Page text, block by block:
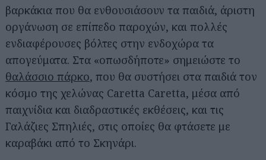
βαρκάκια που θα ενθουσιάσουν τα παιδιά, άριστη
οργάνωση σε επίπεδο παροχών, και πολλές
ενδιαφέρουσες βόλτες στην ενδοχώρα τα
απογεύματα. Στα «οπωσδήποτε» σημειώστε το
θαλάσσιο πάρκο, που θα συστήσει στα παιδιά τον
κόσμο της χελώνας Caretta Caretta, μέσα από
παιχνίδια και διαδραστικές εκθέσεις, και τις
Γαλάζιες Σπηλιές, στις οποίες θα φτάσετε με
καραβάκι από το Σκηνάρι.